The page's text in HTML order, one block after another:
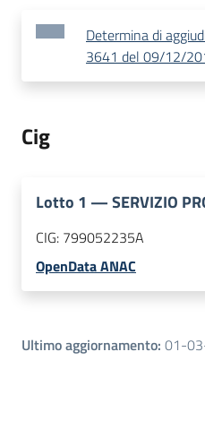
Determina di
3641 del 09/12/
Cig
Lotto 1 —SERVIZIO
CIG: 799052235A
OpenData ANAC
Ultimo aggiornamento: 01-